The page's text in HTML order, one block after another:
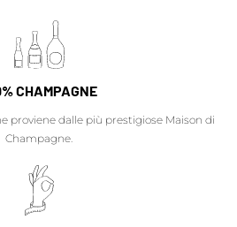
CHAMPAGNE
proviene dalle più prestigiose Maison di
Champagne.